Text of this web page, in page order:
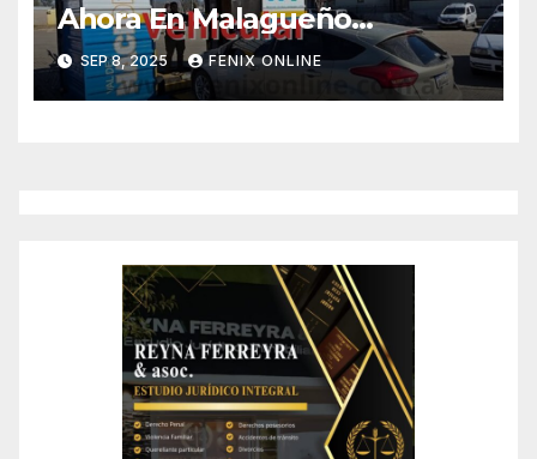
Ahora En Malagueño…
SEP 8, 2025 FENIX ONLINE